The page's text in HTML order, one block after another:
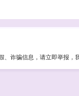
、诈骗信息，请立即举报，